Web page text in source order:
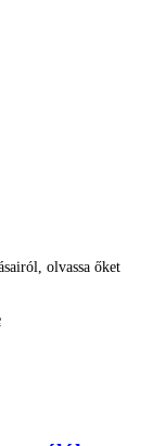
olvassa őket